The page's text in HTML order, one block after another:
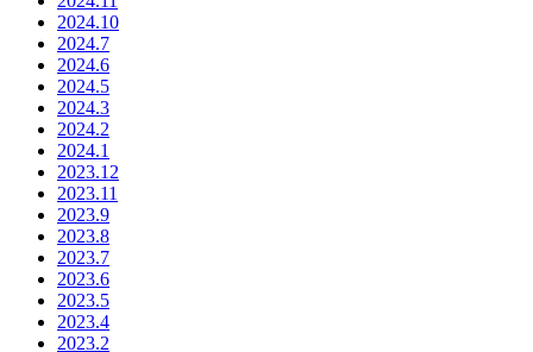
2024.10
2024.7
2024.6
2024.5
2024.3
2024.2
2024.1
2023.12
2023.11
2023.9
2023.8
2023.7
2023.6
2023.5
2023.4
2023.2